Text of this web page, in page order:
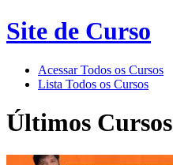
Site de Curso
Acessar Todos os Cursos
Lista Todos os Cursos
Últimos Cursos